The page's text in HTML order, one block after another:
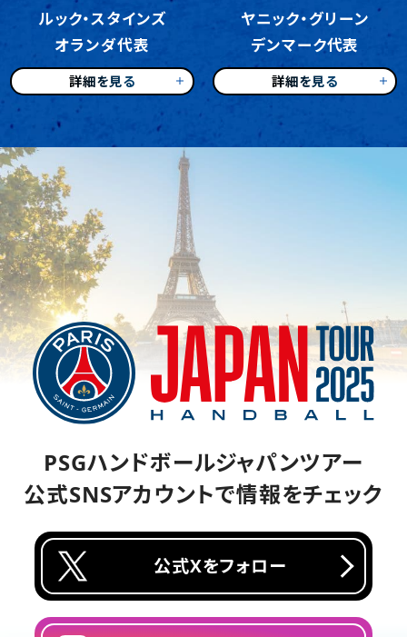
ルック・スタインズ
オランダ代表
詳細を見る
ヤニック・グリーン
デンマーク代表
詳細を見る
PSGハンドボールジャパンツアー
公式SNSアカウントで情報をチェック
公式Xをフォロー